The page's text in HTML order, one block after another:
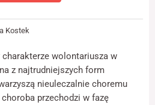
Kostek
wolontariusza w
z najtrudniejszych form
nieuleczalnie choremu
przechodzi w fazę
strony
Marketing
Udostępniając
swoje
zainteresowania i
zachowania